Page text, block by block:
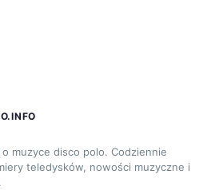
muzyce disco polo. Codziennie
teledysków, nowości muzyczne i